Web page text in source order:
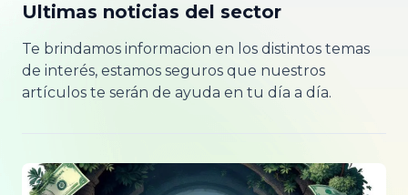
Ultimas noticias del sector
Te brindamos informacion en los distintos temas
de interés, estamos seguros que nuestros
artículos te serán de ayuda en tu día a día.